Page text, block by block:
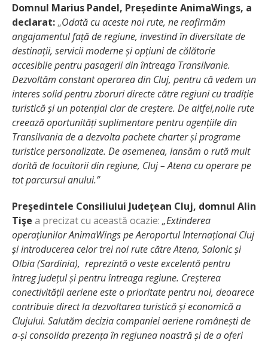
Domnul Marius Pandel, Președinte AnimaWings, a
declarat: „Odată cu aceste noi rute, nereafirmăm
angajamentul față de regiune, investind în diversitate de
destinații, servicii moderne și opțiuni de călătorie
accesibile pentru pasagerii din întreaga Transilvanie.
Dezvoltăm constant operarea din Cluj, pentru că vedem un
interes solid pentru zboruri directe către regiuni cu tradiție
turistică și un potențial clar de creștere. De altfel,noile rute
creează oportunități suplimentare pentru agențiile din
Transilvania de a dezvolta pachete charter și programe
turistice personalizate. De asemenea, lansăm o rută mult
dorită de locuitorii din regiune, Cluj – Atena cu operare pe
tot parcursul anului.”
Preşedintele Consiliului Judeţean Cluj, domnul Alin
Tişe a precizat cu această ocazie: „Extinderea
operațiunilor AnimaWings pe Aeroportul Internațional Cluj
și introducerea celor trei noi rute către Atena, Salonicși
Olbia (Sardinia), reprezintă o veste excelentă pentru
întreg județul și pentru întreaga regiune. Creșterea
conectivității aeriene este o prioritate pentru noi, deoarece
contribuie direct la dezvoltarea turistică și economică a
Clujului. Salutăm decizia companiei aeriene românești de
a-și consolida prezența în regiunea noastră și de a oferi